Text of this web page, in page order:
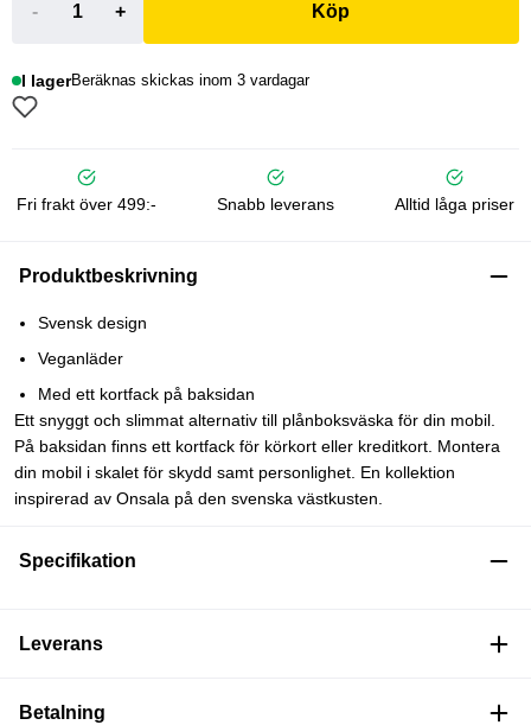
- + Köp
I lagerBeräknas skickas inom 3 vardagar
Fri frakt över 499:- Snabb leverans Alltid låga priser
Produktbeskrivning
Svensk design
Veganläder
Med ett kortfack på baksidan
Ett snyggt och slimmat alternativ till plånboksväska för din mobil.
På baksidan finns ett kortfack för körkort eller kreditkort. Montera
din mobil i skalet för skydd samt personlighet. En kollektion
inspirerad av Onsala på den svenska västkusten.
Specifikation
Leverans
Betalning